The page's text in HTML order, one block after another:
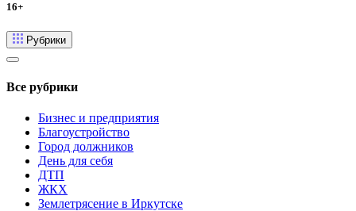
16+
Рубрики
Все рубрики
Бизнес и предприятия
Благоустройство
Город должников
День для себя
ДТП
ЖКХ
Землетрясение в Иркутске